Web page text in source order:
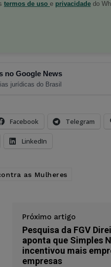
termos de uso e privacidade do
no Google News
jurídicas do Brasil
Facebook Telegram
LinkedIn
as Mulheres
Próximo artigo
Pesquisa da FGV
aponta que Simples
incentivou mais
empresas